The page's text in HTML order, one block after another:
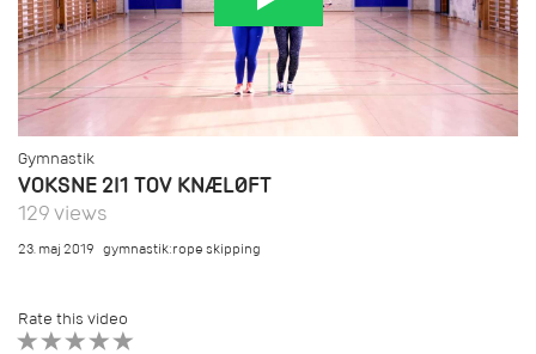
Gymnastik
VOKSNE 2I1 TOV KNÆLØFT
129 views
23. maj 2019 gymnastik:rope skipping
Rate this video